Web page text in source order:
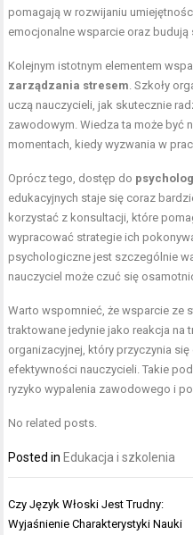
pomagają w rozwijaniu
emocjonalne wsparcie oraz
Kolejnym istotnym elementem
zarządzania stresem . Szkoły
uczą nauczycieli, jak skutecznie
zawodowym. Wiedza ta może być
momentach, kiedy wyzwania w
Oprócz tego, dostęp do
edukacyjnych staje się coraz
korzystać z konsultacji, które
wypracować strategie ich
psychologiczne jest szczególnie
nauczyciel może czuć się
Warto wspomnieć, że wsparcie ze
traktowane jedynie jako reakcja na
organizacyjnej, który przyczynia
efektywności nauczycieli. Takie
ryzyko wypalenia zawodowego i
No related posts.
Posted in Edukacja i szkolenia
Nawigacja
wpisu
Czy Język Włoski Jest Trudny:
Wyjaśnienie Charakterystyki Nauki